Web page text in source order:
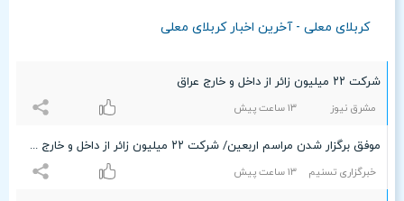
کربلای معلی - آخرین اخبار کربلای معلی
شرکت ۲۲ میلیون زائر از داخل و خارج عراق
مشرق نیوز ۱٣ ساعت پيش
موفق برگزار شدن مراسم اربعین/ شرکت ۲۲ میلیون زائر از داخل و خارج عراق
خبرگزاری تسنیم ۱٣ ساعت پيش